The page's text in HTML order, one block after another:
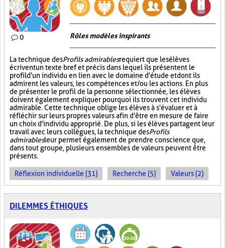
0 Rôles modèles inspirants
La technique desProfils admirablesrequiert que les élèves
écrivent un texte bref et précis dans lequel ils présentent le
profil d'un individu en lien avec le domaine d'étude et dont ils
admirent les valeurs, les compétences et/ou les actions. En plus
de présenter le profil de la personne sélectionnée, les élèves
doivent également expliquer pourquoi ils trouvent cet individu
admirable. Cette technique oblige les élèves à s'évaluer et à
réfléchir sur leurs propres valeurs afin d'être en mesure de faire
un choix d'individu approprié. De plus, si les élèves partagent leur
travail avec leurs collègues, la technique desProfils
admirablesleur permet également de prendre conscience que,
dans tout groupe, plusieurs ensembles de valeurs peuvent être
présents.
Réflexion individuelle (31) Recherche (5) Valeurs (2)
DILEMMES ÉTHIQUES